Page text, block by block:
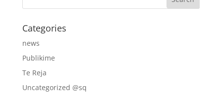
Categories
news
Publikime
Te Reja
Uncategorized @sq